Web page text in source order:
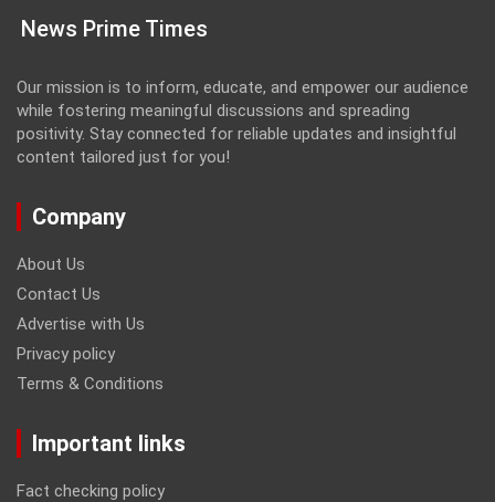
News Prime Times
Our mission is to inform, educate, and empower our audience
while fostering meaningful discussions and spreading
positivity. Stay connected for reliable updates and insightful
content tailored just for you!
Company
About Us
Contact Us
Advertise with Us
Privacy policy
Terms & Conditions
Important links
Fact checking policy